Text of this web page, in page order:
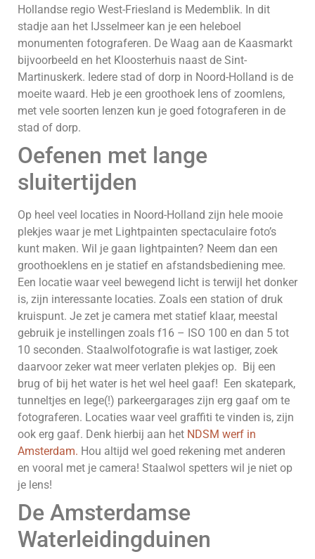
Hollandse regio West-Friesland is Medemblik. In dit
stadje aan het IJsselmeer kan je een heleboel
monumenten fotograferen. De Waag aan de Kaasmarkt
bijvoorbeeld en het Kloosterhuis naast de Sint-
Martinuskerk. Iedere stad of dorp in Noord-Holland is de
moeite waard. Heb je een groothoek lens of zoomlens,
met vele soorten lenzen kun je goed fotograferen in de
stad of dorp.
Oefenen met lange
sluitertijden
Op heel veel locaties in Noord-Holland zijn hele mooie
plekjes waar je met Lightpainten spectaculaire foto’s
kunt maken. Wil je gaan lightpainten? Neem dan een
groothoeklens en je statief en afstandsbediening mee.
Een locatie waar veel bewegend licht is terwijl het donker
is, zijn interessante locaties. Zoals een station of druk
kruispunt. Je zet je camera met statief klaar, meestal
gebruik je instellingen zoals f16 – ISO 100 en dan 5 tot
10 seconden. Staalwolfotografie is wat lastiger, zoek
daarvoor zeker wat meer verlaten plekjes op. Bij een
brug of bij het water is het wel heel gaaf! Een skatepark,
tunneltjes en lege(!) parkeergarages zijn erg gaaf om te
fotograferen. Locaties waar veel graffiti te vinden is, zijn
ook erg gaaf. Denk hierbij aan het NDSM werf in
Amsterdam. Hou altijd wel goed rekening met anderen
en vooral met je camera! Staalwol spetters wil je niet op
je lens!
De Amsterdamse
Waterleidingduinen